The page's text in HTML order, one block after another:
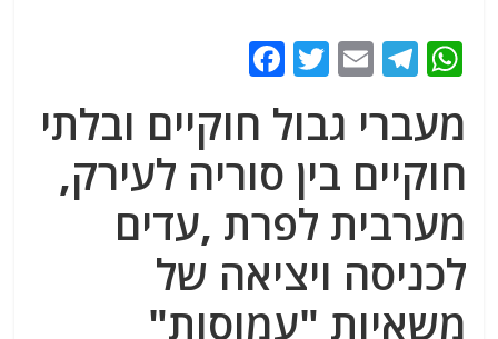
W
at
s
A
p
p
T
e
g
ra
m
E
ai
l
T
itt
er
c
e
b
o
o
k
מעברי גבול חוקיים ובלתי
חוקיים בין סוריה לעירק,
מערבית לפרת ,עדים
לכניסה ויציאה של
משאיות "עמוסות"